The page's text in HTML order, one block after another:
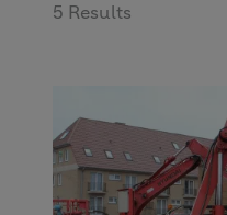
5 Results